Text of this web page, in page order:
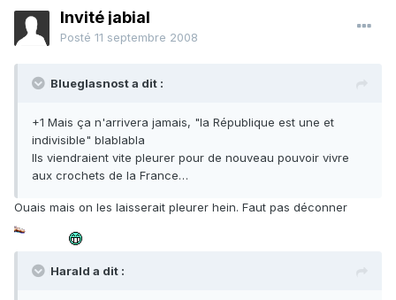
Invité jabial
Posté 11 septembre 2008
Blueglasnost a dit :
+1 Mais ça n'arrivera jamais, "la République est une et
indivisible" blablabla
Ils viendraient vite pleurer pour de nouveau pouvoir vivre
aux crochets de la France…
Ouais mais on les laisserait pleurer hein. Faut pas déconner
Harald a dit :